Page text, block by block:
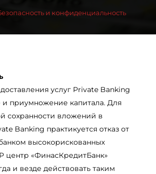
и конфиденциальность
услуг Private Banking
и приумножение капитала. Для
сохранности вложений в
Banking практикуется отказ от
высокорискованных
центр «ФинасКредитБанк»
и везде действовать таким